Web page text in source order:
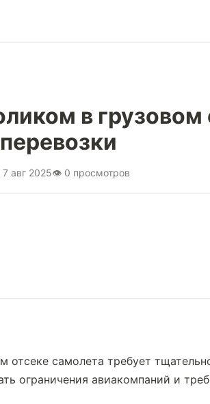
в грузовом
7 авг 2025👁 0 просмотров
самолета требует
ограничения авиакомпаний и